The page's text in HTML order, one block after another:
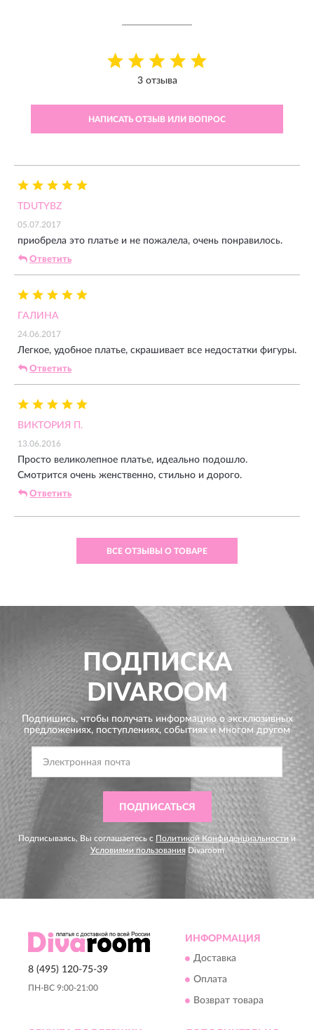
3 отзыва
НАПИСАТЬ ОТЗЫВ ИЛИ ВОПРОС
TDUTYBZ
05.07.2017
приобрела это платье и не пожалела, очень понравилось.
Ответить
ГАЛИНА
24.06.2017
Легкое, удобное платье, скрашивает все недостатки фигуры.
Ответить
ВИКТОРИЯ П.
13.06.2016
Просто великолепное платье, идеально подошло.
Смотрится очень женственно, стильно и дорого.
Ответить
ВСЕ ОТЗЫВЫ О ТОВАРЕ
ПОДПИСКА
DIVAROOM
Подпишись, чтобы получать информацию о эксклюзивных
предложениях, поступлениях, событиях и многом другом
ПОДПИСАТЬСЯ
Подписываясь, Вы соглашаетесь с Политикой Конфиденциальности и
Условиями пользования Divaroom
8 (495) 120-75-39
ПН-ВС 9:00-21:00
ИНФОРМАЦИЯ
Доставка
Оплата
Возврат товара